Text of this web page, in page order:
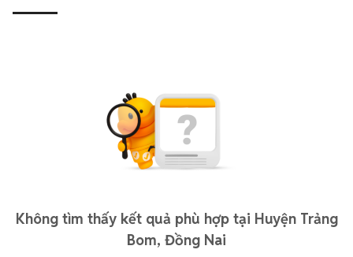
Không tìm thấy kết quả phù hợp tại Huyện Trảng
Bom, Đồng Nai